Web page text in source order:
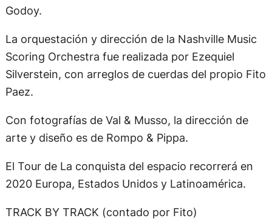
Godoy.
La orquestación y dirección de la Nashville Music
Scoring Orchestra fue realizada por Ezequiel
Silverstein, con arreglos de cuerdas del propio Fito
Paez.
Con fotografías de Val & Musso, la dirección de
arte y diseño es de Rompo & Pippa.
El Tour de La conquista del espacio recorrerá en
2020 Europa, Estados Unidos y Latinoamérica.
TRACK BY TRACK (contado por Fito)